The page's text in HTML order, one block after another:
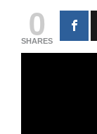
0
SHARES